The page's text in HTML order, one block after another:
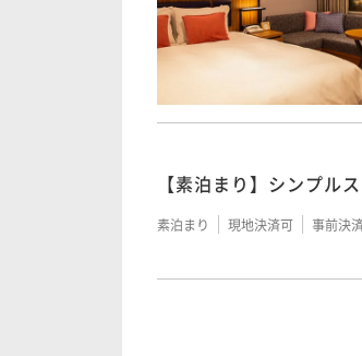
朝食付き 現地決済可 事前決
朝食付き 現地決済可 事前決
飲み放題（９０分）で
【素泊まり】シンプル
素泊まり 現地決済可 事前決
【事前カード決済でお